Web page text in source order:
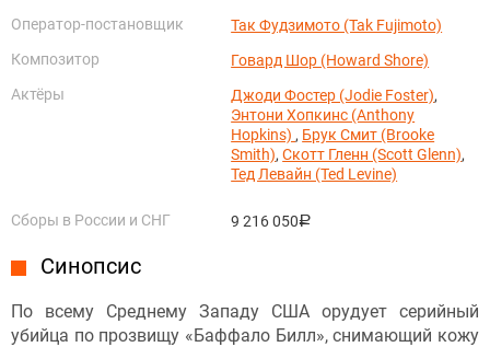
Оператор-постановщик
Так Фудзимото (Tak Fujimoto)
Композитор
Говард Шор (Howard Shore)
Актёры
Джоди Фостер (Jodie Foster),
Энтони Хопкинс (Anthony
Hopkins) , Брук Смит (Brooke
Smith),Скотт Гленн (Scott Glenn),
Тед Левайн (Ted Levine)
Сборы в России и СНГ 9 216 050руб.
Синопсис
По всему Среднему Западу США орудует серийный
убийца по прозвищу «Баффало Билл», снимающий кожу